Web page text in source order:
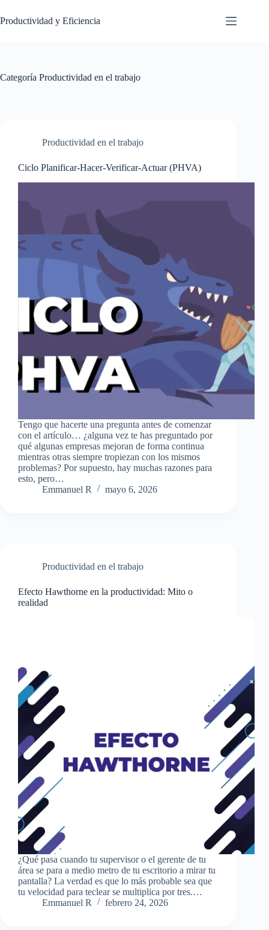
al
contenido
Productividad y Eficiencia
Categoría Productividad en el trabajo
Productividad en el trabajo
Ciclo Planificar-Hacer-Verificar-Actuar (PHVA)
Tengo que hacerte una pregunta antes de comenzar
con el artículo… ¿alguna vez te has preguntado por
qué algunas empresas mejoran de forma continua
mientras otras siempre tropiezan con los mismos
problemas? Por supuesto, hay muchas razones para
esto, pero…
Emmanuel R
mayo 6, 2026
Productividad en el trabajo
Efecto Hawthorne en la productividad: Mito o
realidad
¿Qué pasa cuando tu supervisor o el gerente de tu
área se para a medio metro de tu escritorio a mirar tu
pantalla? La verdad es que lo más probable sea que
tu velocidad para teclear se multiplica por tres.…
Emmanuel R
febrero 24, 2026